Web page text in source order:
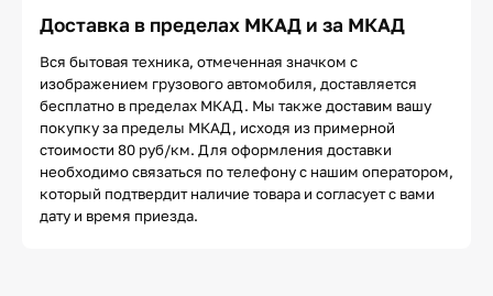
Доставка в пределах МКАД и за МКАД
Вся бытовая техника, отмеченная значком с
изображением грузового автомобиля, доставляется
бесплатно в пределах МКАД. Мы также доставим вашу
покупку за пределы МКАД, исходя из примерной
стоимости 80 руб/км. Для оформления доставки
необходимо связаться по телефону с нашим оператором,
который подтвердит наличие товара и согласует с вами
дату и время приезда.